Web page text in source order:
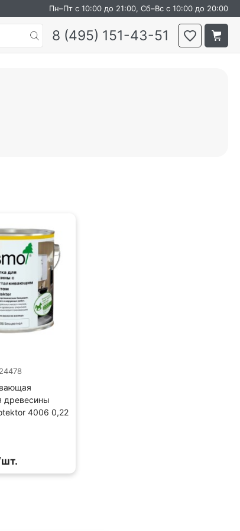
Пн–Пт с 10:00 до 21:00, Сб–Вс с 10:00 до 20:00
8 (495) 151-43-51
древесины
4006 0,22